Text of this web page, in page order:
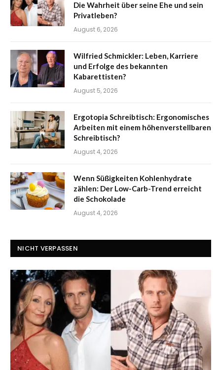
Die Wahrheit über seine Ehe und sein
Privatleben?
August 6, 2026
Wilfried Schmickler: Leben, Karriere
und Erfolge des bekannten
Kabarettisten?
August 5, 2026
Ergotopia Schreibtisch: Ergonomisches
Arbeiten mit einem höhenverstellbaren
Schreibtisch?
August 4, 2026
Wenn Süßigkeiten Kohlenhydrate
zählen: Der Low-Carb-Trend erreicht
die Schokolade
August 4, 2026
NICHT VERPASSEN